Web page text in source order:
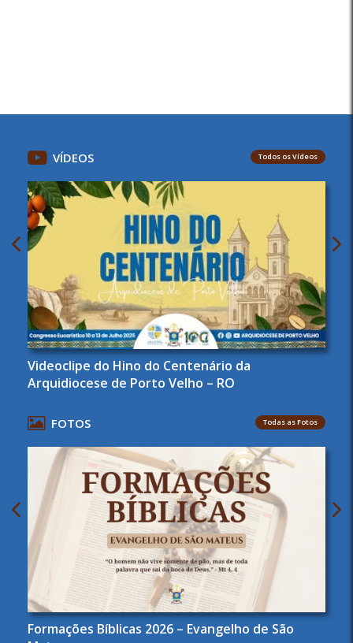
VÍDEOS Todos os Vídeos
Videoclipe do Hino do Centenário da
Arquidiocese de Porto Velho – RO
FOTOS Todas as Fotos
Formações Bíblicas 2026 – Evangelho de São